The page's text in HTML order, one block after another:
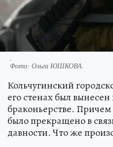
.
Фото: Ольга ЮШКОВА.
Кольчугинский
его стенах был
браконьерстве. Причем
было прекращено в
давности. Что же